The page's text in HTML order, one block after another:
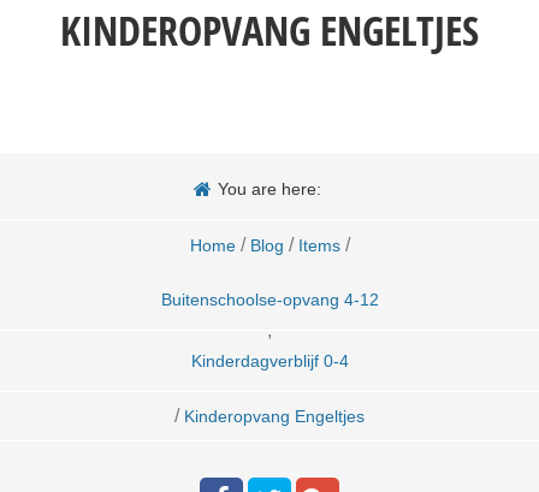
KINDEROPVANG ENGELTJES
You are here:
Home / Blog / Items /
Buitenschoolse-opvang 4-12
,
Kinderdagverblijf 0-4
/ Kinderopvang Engeltjes